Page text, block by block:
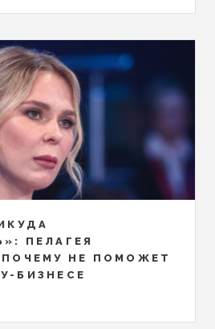
ПЕЛАГЕЯ
ПОЧЕМУ НЕ ПОМОЖЕТ
БИЗНЕСЕ